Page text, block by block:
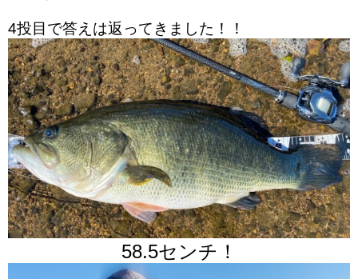
4投目で答えは返ってきました！！
58.5センチ！